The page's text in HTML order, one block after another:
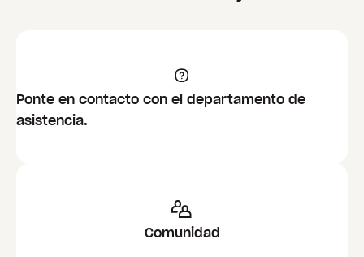
Ponte en contacto con el departamento de
asistencia.
Comunidad